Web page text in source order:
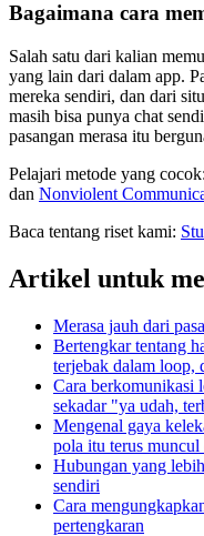
Bagaimana cara
Salah satu dari kalian
yang lain dari dalam app.
mereka sendiri, dan dari
masih bisa punya chat
pasangan merasa itu
Pelajari metode yang cocok:
dan Nonviolent
Baca tentang riset kami:
Artikel untuk
Merasa jauh dari
Bertengkar tentang
terjebak dalam loop,
Cara berkomunikasi
sekadar "ya udah,
Mengenal gaya
pola itu terus muncul
Hubungan yang
sendiri
Cara
pertengkaran